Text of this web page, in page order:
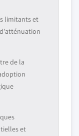
limitants et
de la
et